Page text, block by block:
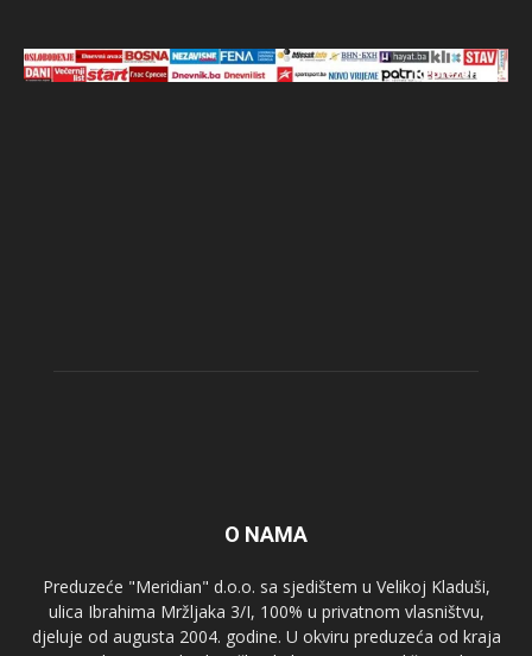
O NAMA
Preduzeće "Meridian" d.o.o. sa sjedištem u Velikoj Kladuši,
ulica Ibrahima Mržljaka 3/I, 100% u privatnom vlasništvu,
djeluje od augusta 2004. godine. U okviru preduzeća od kraja